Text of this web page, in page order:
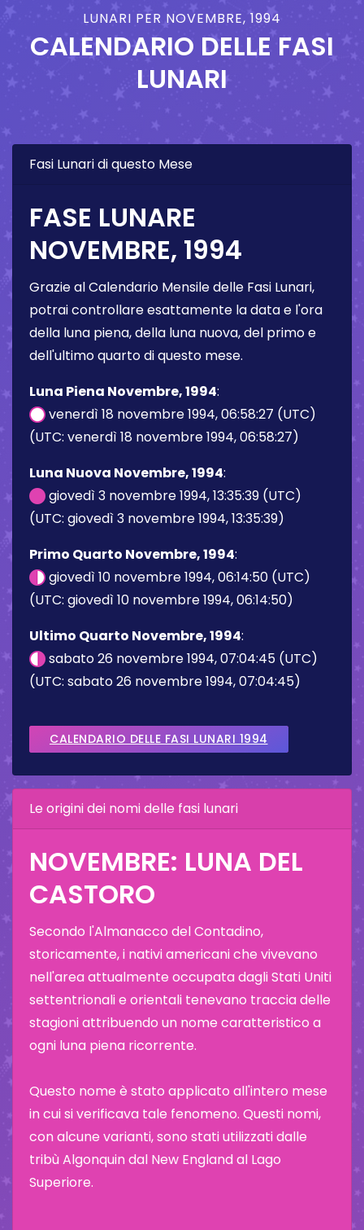
LUNARI PER NOVEMBRE, 1994
CALENDARIO DELLE FASI
LUNARI
Fasi Lunari di questo Mese
FASE LUNARE
NOVEMBRE, 1994
Grazie al Calendario Mensile delle Fasi Lunari,
potrai controllare esattamente la data e l'ora
della luna piena, della luna nuova, del primo e
dell'ultimo quarto di questo mese.
Luna Piena Novembre, 1994:
venerdì 18 novembre 1994, 06:58:27 (UTC)
(UTC: venerdì 18 novembre 1994, 06:58:27)
Luna Nuova Novembre, 1994:
giovedì 3 novembre 1994, 13:35:39 (UTC)
(UTC: giovedì 3 novembre 1994, 13:35:39)
Primo Quarto Novembre, 1994:
giovedì 10 novembre 1994, 06:14:50 (UTC)
(UTC: giovedì 10 novembre 1994, 06:14:50)
Ultimo Quarto Novembre, 1994:
sabato 26 novembre 1994, 07:04:45 (UTC)
(UTC: sabato 26 novembre 1994, 07:04:45)
CALENDARIO DELLE FASI LUNARI 1994
Le origini dei nomi delle fasi lunari
NOVEMBRE: LUNA DEL
CASTORO
Secondo l'Almanacco del Contadino,
storicamente, i nativi americani che vivevano
nell'area attualmente occupata dagli Stati Uniti
settentrionali e orientali tenevano traccia delle
stagioni attribuendo un nome caratteristico a
ogni luna piena ricorrente.
Questo nome è stato applicato all'intero mese
in cui si verificava tale fenomeno. Questi nomi,
con alcune varianti, sono stati utilizzati dalle
tribù Algonquin dal New England al Lago
Superiore.